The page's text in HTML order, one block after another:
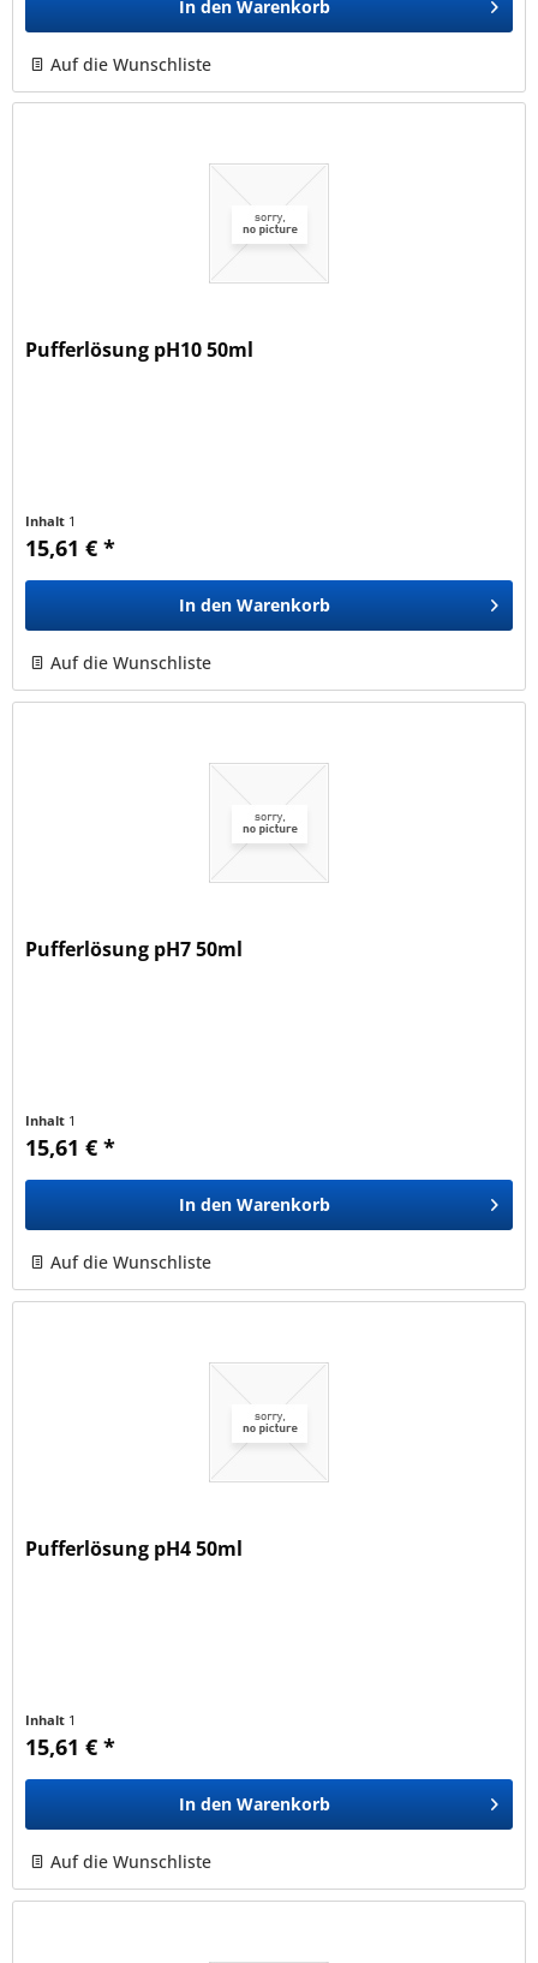
In den Warenkorb
Auf die Wunschliste
Pufferlösung pH10 50ml
Inhalt 1
15,61 € *
In den Warenkorb
Auf die Wunschliste
Pufferlösung pH7 50ml
Inhalt 1
15,61 € *
In den Warenkorb
Auf die Wunschliste
Pufferlösung pH4 50ml
Inhalt 1
15,61 € *
In den Warenkorb
Auf die Wunschliste